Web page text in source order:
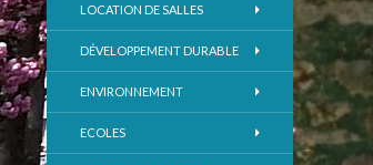
LOCATION DE SALLES
DÉVELOPPEMENT DURABLE
ENVIRONNEMENT
ECOLES